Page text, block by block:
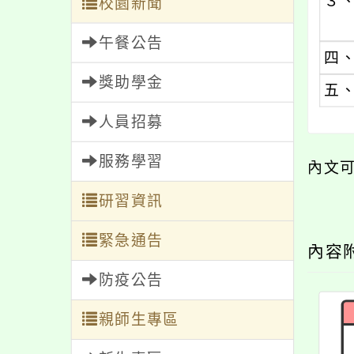
午餐公告
獎助學金
人員招募
服務學習
研習資訊
緊急通告
防疫公告
親師生專區
四
五
內文
內容